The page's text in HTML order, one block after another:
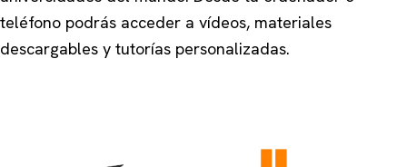
teléfono podrás acceder a vídeos, materiales
descargables y tutorías personalizadas.